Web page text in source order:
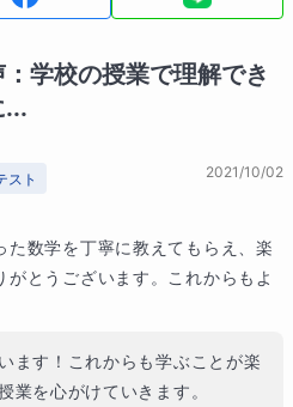
学校の授業で理解でき
...
スト
2021/10/02
た数学を丁寧に教えてもらえ、楽
がとうございます。これからもよ
ます！これからも学ぶことが楽
業を心がけていきます。